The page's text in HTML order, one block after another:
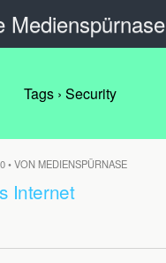
Medienspürnase
Tags › Security
• VON MEDIENSPÜRNASE
Internet